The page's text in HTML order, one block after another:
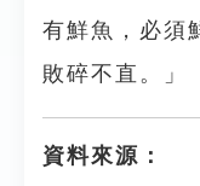
有鮮魚，必須
敗碎不直。」
資料來源：